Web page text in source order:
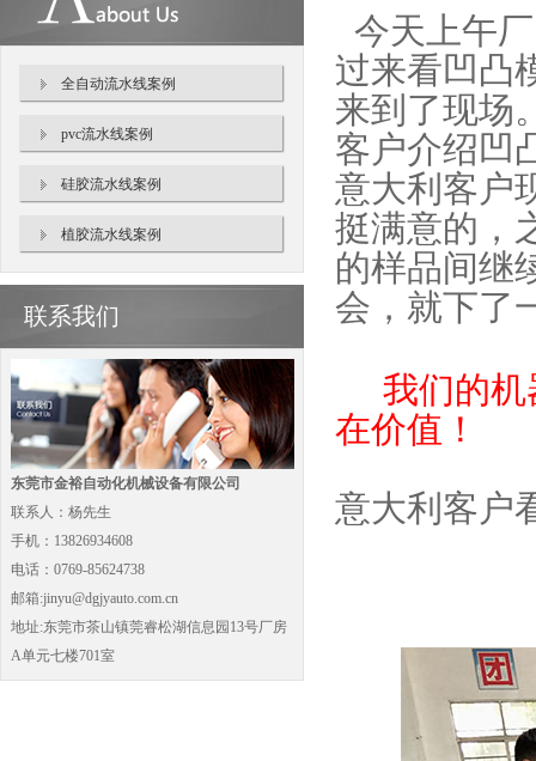
全自动流水线案例
pvc流水线案例
硅胶流水线案例
植胶流水线案例
联系我们
东莞市金裕自动化机械设备有限公司
联系人：杨先生
手机：13826934608
电话：0769-85624738
邮箱:jinyu@dgjyauto.com.cn
地址:东莞市茶山镇莞睿松湖信息园13号厂房
A单元七楼701室
今天上午
过来看凹凸
来到了现场
客户介绍凹
意大利客户
挺满意的，
的样品间继
会，就下了
我们的机
在价值！
意大利客户